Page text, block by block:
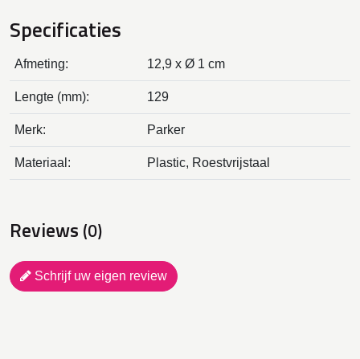
Specificaties
Afmeting: 12,9 x Ø 1 cm
Lengte (mm): 129
Merk: Parker
Materiaal: Plastic, Roestvrijstaal
Reviews (0)
Schrijf uw eigen review